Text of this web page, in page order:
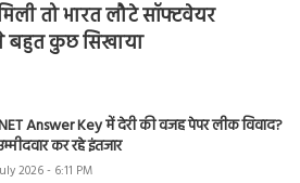
तो भारत लौटे सॉफ्टवेयर
बहुत कुछ सिखाया
Answer Key में देरी की वजह पेपर लीक विवाद?
कर रहे इंतजार
2026 - 6:11 PM